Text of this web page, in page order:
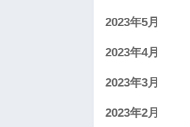
2023年5月
2023年4月
2023年3月
2023年2月